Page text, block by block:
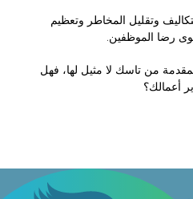
وتقليل المخاطر وتعظيم
رضا الموظفين.
من تاسك لا مثيل لها، فهل
أعمالك؟